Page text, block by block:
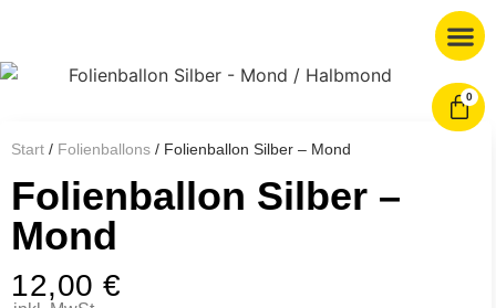
0
Start / Folienballons / Folienballon Silber – Mond
Folienballon Silber –
Mond
12,00 €